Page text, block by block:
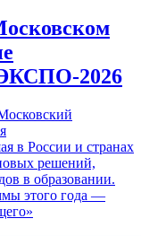
2026
России и странах
решений,
в образовании.
этого года —